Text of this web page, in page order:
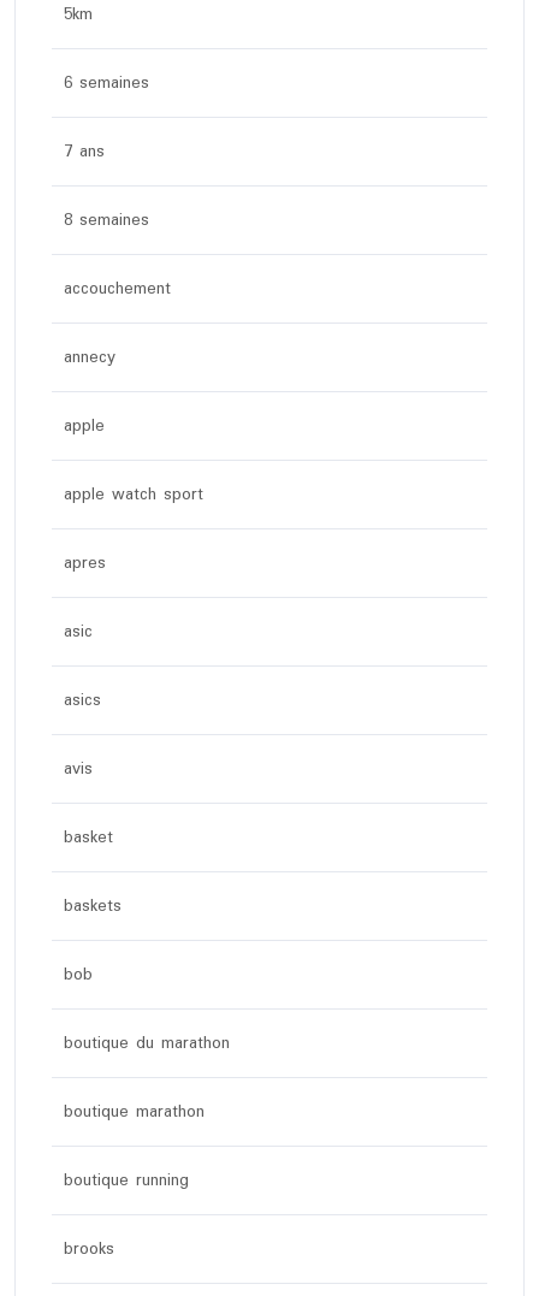
5km
6 semaines
7 ans
8 semaines
accouchement
annecy
apple
apple watch sport
apres
asic
asics
avis
basket
baskets
bob
boutique du marathon
boutique marathon
boutique running
brooks